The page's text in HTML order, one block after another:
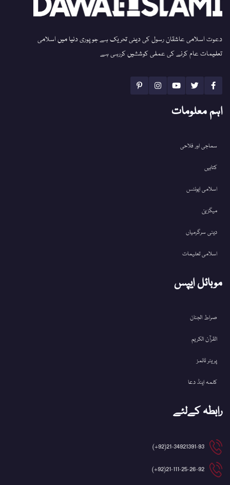
دعوت اسلامی عاشقان رسول کی دینی تحریک ہے جو پوری دنیا میں اسلامی
تعلیمات عام کرنے کی عملی کوششیں کررہی ہے
اہم معلومات
سماجی اور فلاحی
کتابیں
اسلامی ایونٹس
میگزین
دینی سرگرمیاں
اسلامی تعلیمات
موبائل ایپس
صراط الجنان
القرآن الکریم
پریئر ٹائمز
کلمہ اینڈ دعا
رابطہ کےلئے
21-34921391-93(92+)
21-111-25-26-92(92+)